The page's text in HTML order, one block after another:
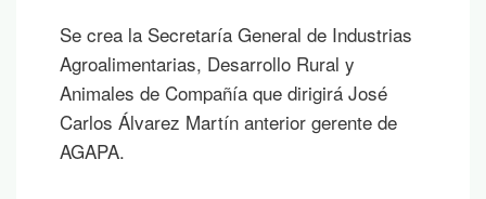
publicaciones para leer junto al mar, bajo la
sombra de un árbol o mientras contemplas
un atardecer en la montaña.